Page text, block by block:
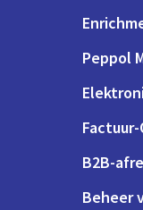
Peppol
Factuur-
B2B-
Beheer